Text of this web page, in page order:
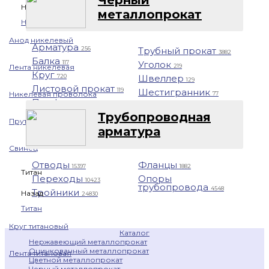
Назад
Никель
Анод никелевый
Лента никелевая
Никелевая проволока
Пруток никелевый
Свинец
Титан
Назад
Титан
Круг титановый
Лента титановая
металлопрокат
Арматура 256
Балка117
Круг 720
Листовой прокат119
Профнастил
Трубный прокат 3882
Уголок 219
Швеллер129
Шестигранник 77
Трубопроводная
арматура
Отводы15397
Переходы10423
Тройники 24830
Фланцы1882
Опоры
трубопровода 4548
Каталог
Нержавеющий металлопрокат
Оцинкованный металлопрокат
Цветной металлопрокат